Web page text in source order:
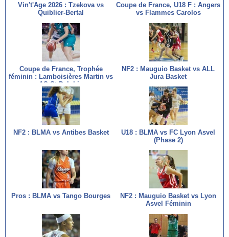
Vin't'Age 2026 : Tzekova vs
Quiblier-Bertal
Coupe de France, U18 F : Angers
vs Flammes Carolos
Coupe de France, Trophée
féminin : Lamboisières Martin vs
AS St Delphin
NF2 : Mauguio Basket vs ALL
Jura Basket
NF2 : BLMA vs Antibes Basket
U18 : BLMA vs FC Lyon Asvel
(Phase 2)
Pros : BLMA vs Tango Bourges
NF2 : Mauguio Basket vs Lyon
Asvel Féminin